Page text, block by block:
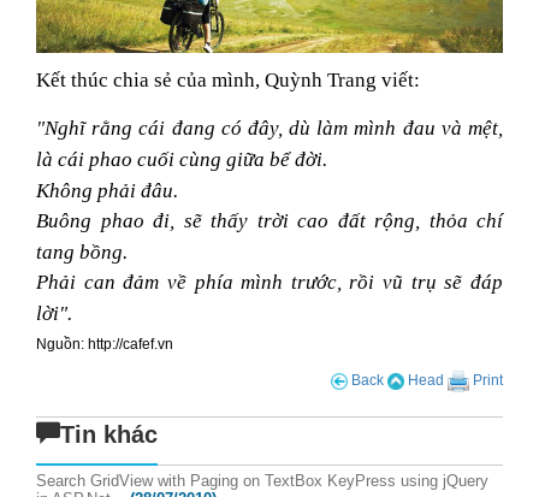
Kết thúc chia sẻ của mình, Quỳnh Trang viết:
"Nghĩ rằng cái đang có đây, dù làm mình đau và mệt,
là cái phao cuối cùng giữa bể đời.
Không phải đâu.
Buông phao đi, sẽ thấy trời cao đất rộng, thỏa chí
tang bồng.
Phải can đảm về phía mình trước, rồi vũ trụ sẽ đáp
lời".
Nguồn: http://cafef.vn
Back Head Print
Tin khác
Search GridView with Paging on TextBox KeyPress using jQuery